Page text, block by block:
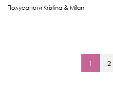
Полусапоги Kristina & Milan
1 2